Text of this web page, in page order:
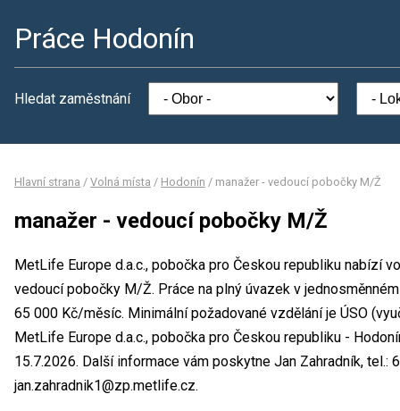
Práce Hodonín
Hledat zaměstnání
Hlavní strana / Volná místa / Hodonín / manažer - vedoucí pobočky M/Ž
manažer - vedoucí pobočky M/Ž
MetLife Europe d.a.c., pobočka pro Českou republiku nabízí
vedoucí pobočky M/Ž. Práce na plný úvazek v
65 000 Kč/měsíc. Minimální požadované vzdělání je ÚSO
MetLife Europe d.a.c., pobočka pro Českou republiku -
15.7.2026. Další informace vám poskytne Jan Zahradník, tel.:
jan.zahradnik1@zp.metlife.cz.